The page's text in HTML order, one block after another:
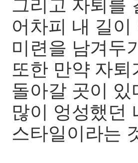
그리고 자퇴를
어차피 내 길
미련을 남겨두
또한 만약 자
돌아갈 곳이
많이 엉성했던
스타일이라는